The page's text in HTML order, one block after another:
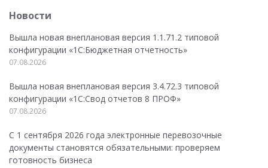
Новости
Вышла новая внеплановая версия 1.1.71.2 типовой
конфигурации «1C:Бюджетная отчетность»
07.08.2026
Вышла новая внеплановая версия 3.4.72.3 типовой
конфигурации «1C:Свод отчетов 8 ПРОФ»
07.08.2026
С 1 сентября 2026 года электронные перевозочные
документы становятся обязательными: проверяем
готовность бизнеса